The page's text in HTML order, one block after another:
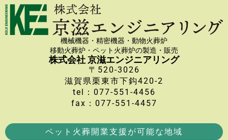
機械機器・精密機器・動物火葬炉
移動火葬炉・ペット火葬炉の製造・販売
株式会社 京滋エンジニアリング
〒520-3026
滋賀県栗東市下鈎420-2
tel：077-551-4456
fax：077-551-4457
ペット火葬開業支援が可能な地域